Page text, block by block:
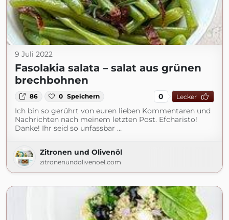
9 Juli 2022
Fasolakia salata – salat aus grünen
brechbohnen
86 0 Speichern 0 Lecker
Ich bin so gerührt von euren lieben Kommentaren und
Nachrichten nach meinem letzten Post. Efcharisto!
Danke! Ihr seid so unfassbar …
Zitronen und Olivenöl
zitronenundolivenoel.com